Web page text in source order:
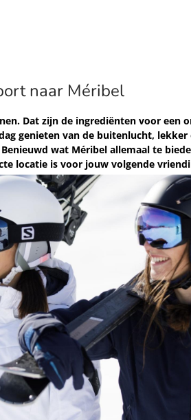
naar Méribel
Dat zijn de ingrediënten voor een
genieten van de buitenlucht,
wat Méribel allemaal te
locatie is voor jouw volgende